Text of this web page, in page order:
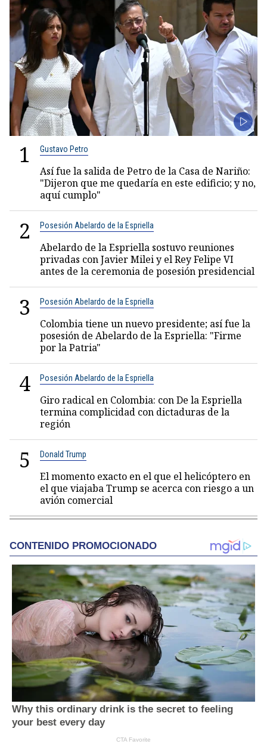
1 Gustavo Petro
Así fue la salida de Petro de la Casa de Nariño:
"Dijeron que me quedaría en este edificio; y no,
aquí cumplo"
2 Posesión Abelardo de la Espriella
Abelardo de la Espriella sostuvo reuniones
privadas con Javier Milei y el Rey Felipe VI
antes de la ceremonia de posesión presidencial
3 Posesión Abelardo de la Espriella
Colombia tiene un nuevo presidente; así fue la
posesión de Abelardo de la Espriella: "Firme
por la Patria"
4 Posesión Abelardo de la Espriella
Giro radical en Colombia: con De la Espriella
termina complicidad con dictaduras de la
región
5 Donald Trump
El momento exacto en el que el helicóptero en
el que viajaba Trump se acerca con riesgo a un
avión comercial